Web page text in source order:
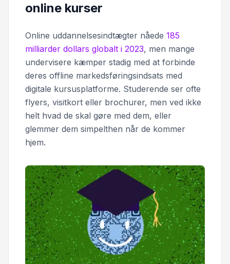
online kurser
Online uddannelsesindtægter nåede 185
milliarder dollars globalt i 2023, men mange
undervisere kæmper stadig med at forbinde
deres offline markedsføringsindsats med
digitale kursusplatforme. Studerende ser ofte
flyers, visitkort eller brochurer, men ved ikke
helt hvad de skal gøre med dem, eller
glemmer dem simpelthen når de kommer
hjem.